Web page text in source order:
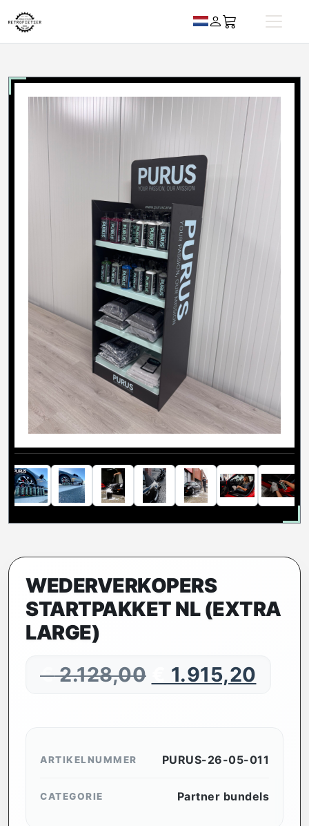
WEDERVERKOPERS
STARTPAKKET NL (EXTRA
LARGE)
€2.128,00 1.915,20
ARTIKELNUMMER PURUS-26-05-011
CATEGORIE Partner bundels